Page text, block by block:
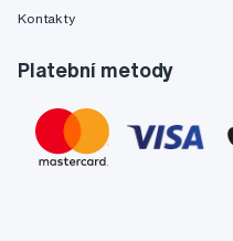
Kontakty
Platební metody